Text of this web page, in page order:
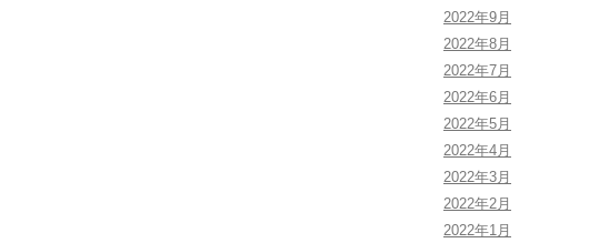
2022年9月
2022年8月
2022年7月
2022年6月
2022年5月
2022年4月
2022年3月
2022年2月
2022年1月